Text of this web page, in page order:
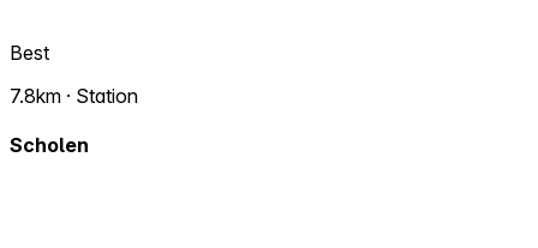
Best
7.8km · Station
Scholen